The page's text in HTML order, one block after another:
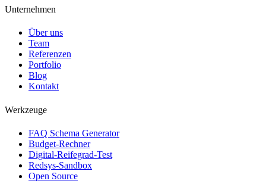
Unternehmen
Über uns
Team
Referenzen
Portfolio
Blog
Kontakt
Werkzeuge
FAQ Schema Generator
Budget-Rechner
Digital-Reifegrad-Test
Redsys-Sandbox
Open Source